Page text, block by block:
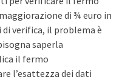
di ¾ euro in
verifica, il problema è
saperla
il fermo
l’esattezza dei dati